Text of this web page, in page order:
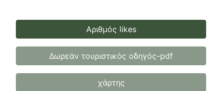
Αριθμός likes
Δωρεάν τουριστικός οδηγός-pdf
χάρτης